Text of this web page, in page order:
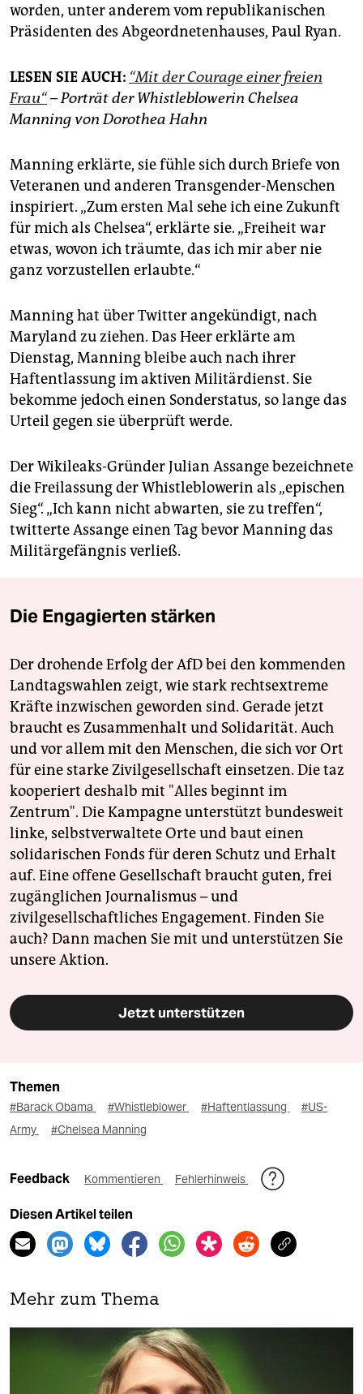
worden, unter anderem vom republikanischen
Präsidenten des Abgeordnetenhauses, Paul Ryan.
LESEN SIE AUCH: “Mit der Courage einer freien
Frau“– Porträt der Whistleblowerin Chelsea
Manning von Dorothea Hahn
Manning erklärte, sie fühle sich durch Briefe von
Veteranen und anderen Transgender-Menschen
inspiriert. „Zum ersten Mal sehe ich eine Zukunft
für mich als Chelsea“, erklärte sie. „Freiheit war
etwas, wovon ich träumte, das ich mir aber nie
ganz vorzustellen erlaubte.“
Manning hat über Twitter angekündigt, nach
Maryland zu ziehen. Das Heer erklärte am
Dienstag, Manning bleibe auch nach ihrer
Haftentlassung im aktiven Militärdienst. Sie
bekomme jedoch einen Sonderstatus, so lange das
Urteil gegen sie überprüft werde.
Der Wikileaks-Gründer Julian Assange bezeichnete
die Freilassung der Whistleblowerin als „epischen
Sieg“. „Ich kann nicht abwarten, sie zu treffen“,
twitterte Assange einen Tag bevor Manning das
Militärgefängnis verließ.
Die Engagierten stärken
Der drohende Erfolg der AfD bei den kommenden
Landtagswahlen zeigt, wie stark rechtsextreme
Kräfte inzwischen geworden sind. Gerade jetzt
braucht es Zusammenhalt und Solidarität. Auch
und vor allem mit den Menschen, die sich vor Ort
für eine starke Zivilgesellschaft einsetzen. Die taz
kooperiert deshalb mit "Alles beginnt im
Zentrum". Die Kampagne unterstützt bundesweit
linke, selbstverwaltete Orte und baut einen
solidarischen Fonds für deren Schutz und Erhalt
auf. Eine offene Gesellschaft braucht guten, frei
zugänglichen Journalismus – und
zivilgesellschaftliches Engagement. Finden Sie
auch? Dann machen Sie mit und unterstützen Sie
unsere Aktion.
Jetzt unterstützen
Themen
#Barack Obama #Whistleblower #Haftentlassung
#US-
Army
#Chelsea Manning
Feedback Kommentieren Fehlerhinweis
Diesen Artikel teilen
Mehr zum Thema